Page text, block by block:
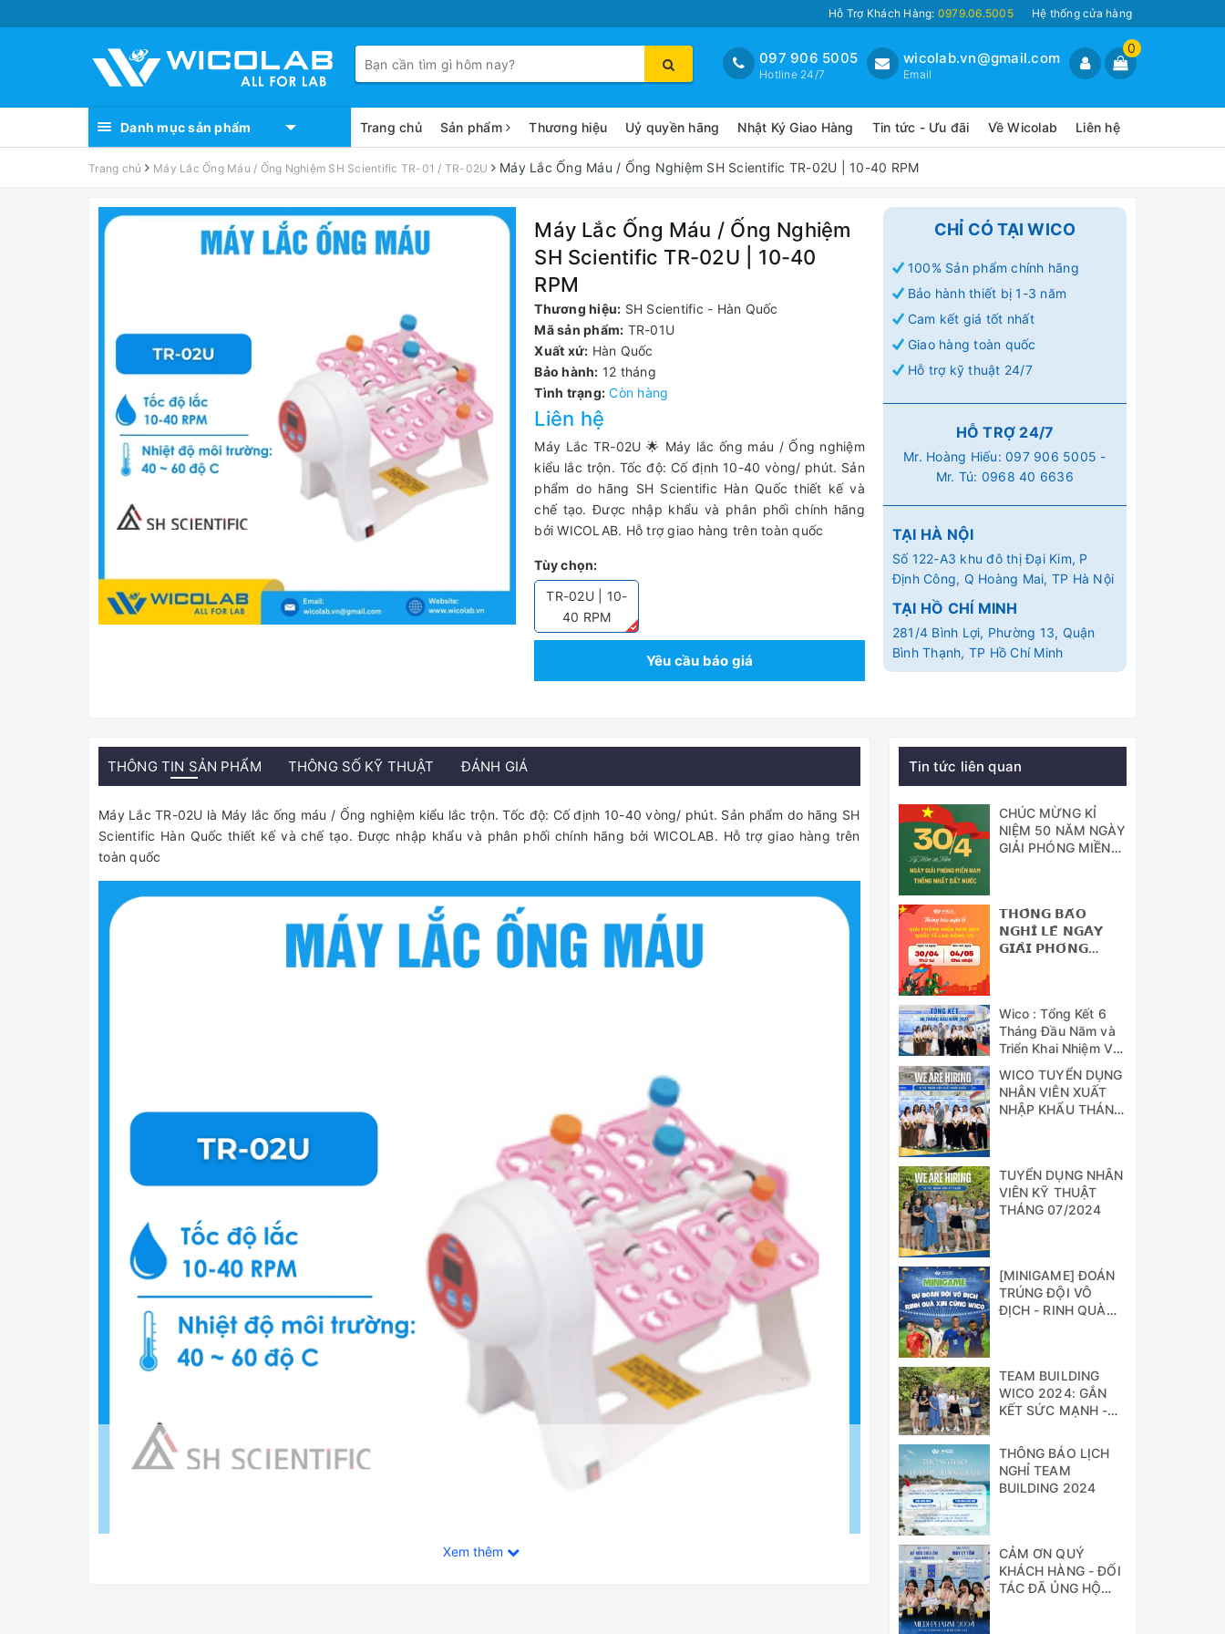
Hỗ Trợ Khách Hàng: 0979.06.5005 Hệ thống cửa hàng
0
wicolab.vn@gmail.com
Email
097 906 5005
Hotline 24/7
Danh mục sản phẩm Trang chủ Sản phẩm Thương hiệu Uỷ quyền hãng Nhật Ký Giao Hàng Tin tức - Ưu đãi Về Wicolab Liên hệ
Trang chủ Máy Lắc Ống Máu / Ống Nghiệm SH Scientific TR-01 / TR-02U Máy Lắc Ống Máu / Ống Nghiệm SH Scientific TR-02U | 10-40 RPM
Máy Lắc Ống Máu / Ống Nghiệm
SH Scientific TR-02U | 10-40
RPM
Thương hiệu: SH Scientific - Hàn Quốc
Mã sản phẩm: TR-01U
Xuất xứ: Hàn Quốc
Bảo hành: 12 tháng
Tình trạng: Còn hàng
Liên hệ
Máy Lắc TR-02U 🌟 Máy lắc ống máu / Ống nghiệm
kiểu lắc trộn. Tốc độ: Cố định 10-40 vòng/ phút. Sản
phẩm do hãng SH Scientific Hàn Quốc thiết kế và
chế tạo. Được nhập khẩu và phân phối chính hãng
bởi WICOLAB. Hỗ trợ giao hàng trên toàn quốc
Tùy chọn:
TR-02U | 10-
40 RPM
Yêu cầu báo giá
CHỈ CÓ TẠI WICO
100% Sản phẩm chính hãng
Bảo hành thiết bị 1-3 năm
Cam kết giá tốt nhất
Giao hàng toàn quốc
Hỗ trợ kỹ thuật 24/7
HỖ TRỢ 24/7
Mr. Hoàng Hiếu:097 906 5005 -
Mr. Tú: 0968 40 6636
TẠI HÀ NỘI
Số 122-A3 khu đô thị Đại Kim, P
Định Công, Q Hoàng Mai, TP Hà Nội
TẠI HỒ CHÍ MINH
281/4 Bình Lợi, Phường 13, Quận
Bình Thạnh, TP Hồ Chí Minh
THÔNG TIN SẢN PHẨM THÔNG SỐ KỸ THUẬT ĐÁNH GIÁ
Máy Lắc TR-02U là Máy lắc ống máu / Ống nghiệm kiểu lắc trộn. Tốc độ: Cố định 10-40 vòng/ phút. Sản phẩm do hãng SH
Scientific Hàn Quốc thiết kế và chế tạo. Được nhập khẩu và phân phối chính hãng bởi WICOLAB. Hỗ trợ giao hàng trên
toàn quốc
Xem thêm
Tin tức liên quan
CHÚC MỪNG KỈ
NIỆM 50 NĂM NGÀY
GIẢI PHÓNG MIỀN
𝗧𝗛𝗢̂𝗡𝗚 𝗕𝗔́𝗢
𝗡𝗚𝗛𝗜̉ 𝗟𝗘̂̃ 𝗡𝗚𝗔̀𝗬
𝗚𝗜𝗔̉𝗜 𝗣𝗛𝗢́𝗡𝗚
(𝟭/𝟱)
Wico : Tổng Kết 6
Tháng Đầu Năm và
Triển Khai Nhiệm Vụ
Công Tác 6 Tháng
Cuối Năm 2024
WICO TUYỂN DỤNG
NHÂN VIÊN XUẤT
NHẬP KHẨU THÁNG
TUYỂN DỤNG NHÂN
VIÊN KỸ THUẬT
THÁNG 07/2024
[MINIGAME] ĐOÁN
TRÚNG ĐỘI VÔ
ĐỊCH - RINH QUÀ
TEAM BUILDING
WICO 2024: GẮN
KẾT SỨC MẠNH -
THÀNH CÔNG
THÔNG BÁO LỊCH
NGHỈ TEAM
BUILDING 2024
CẢM ƠN QUÝ
KHÁCH HÀNG - ĐỐI
TÁC ĐÃ ỦNG HỘ